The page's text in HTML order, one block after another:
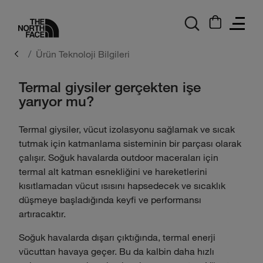
Ürün Teknoloji Bilgileri
Termal giysiler gerçekten işe
yarıyor mu?
Termal giysiler, vücut izolasyonu sağlamak ve sıcak
tutmak için katmanlama sisteminin bir parçası olarak
çalışır. Soğuk havalarda outdoor maceraları için
termal alt katman esnekliğini ve hareketlerini
kısıtlamadan vücut ısısını hapsedecek ve sıcaklık
düşmeye başladığında keyfi ve performansı
artıracaktır.
Soğuk havalarda dışarı çıktığında, termal enerji
vücuttan havaya geçer. Bu da kalbin daha hızlı